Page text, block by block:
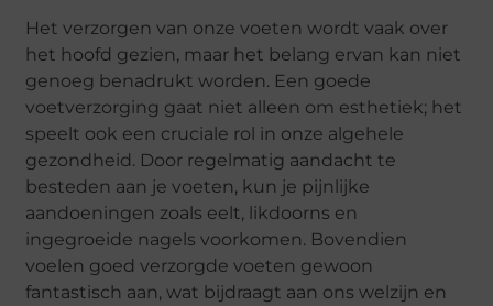
Het verzorgen van onze voeten wordt vaak over
het hoofd gezien, maar het belang ervan kan niet
genoeg benadrukt worden. Een goede
voetverzorging gaat niet alleen om esthetiek; het
speelt ook een cruciale rol in onze algehele
gezondheid. Door regelmatig aandacht te
besteden aan je voeten, kun je pijnlijke
aandoeningen zoals eelt, likdoorns en
ingegroeide nagels voorkomen. Bovendien
voelen goed verzorgde voeten gewoon
fantastisch aan, wat bijdraagt aan ons welzijn en